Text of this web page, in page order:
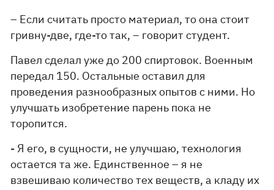
– Если считать просто материал, то она стоит
гривну-две, где-то так, – говорит студент.
Павел сделал уже до 200 спиртовок. Военным
передал 150. Остальные оставил для
проведения разнообразных опытов с ними. Но
улучшать изобретение парень пока не
торопится.
- Я его, в сущности, не улучшаю, технология
остается та же. Единственное – я не
взвешиваю количество тех веществ, а кладу их